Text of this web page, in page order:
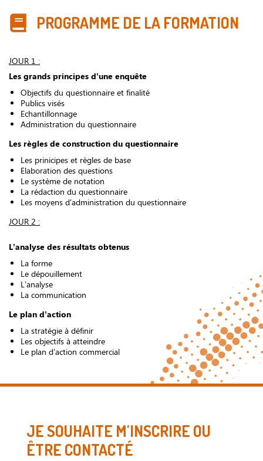
PROGRAMME DE LA FORMATION
JOUR 1 :
Les grands principes d’une enquête
Objectifs du questionnaire et finalité
Publics visés
Echantillonnage
Administration du questionnaire
Les règles de construction du questionnaire
Les prinicipes et règles de base
Elaboration des questions
Le système de notation
La rédaction du questionnaire
Les moyens d'administration du questionnaire
JOUR 2 :
L’analyse des résultats obtenus
La forme
Le dépouillement
L’analyse
La communication
Le plan d’action
La stratégie à définir
Les objectifs à atteindre
Le plan d’action commercial
JE SOUHAITE M'INSCRIRE OU
ÊTRE CONTACTÉ